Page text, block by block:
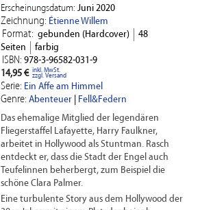
Erscheinungsdatum: Juni 2020
Zeichnung: Étienne Willem
Format: gebunden (Hardcover)
48
Seiten
farbig
ISBN: 978-3-96582-031-9
14,95 € inkl. MwSt.
zzgl. Versand
Serie: Ein Affe am Himmel
Genre: Abenteuer| Fell&Federn
Das ehemalige Mitglied der legendären
Fliegerstaffel Lafayette, Harry Faulkner,
arbeitet in Hollywood als Stuntman. Rasch
entdeckt er, dass die Stadt der Engel auch
Teufelinnen beherbergt, zum Beispiel die
schöne Clara Palmer.
Eine turbulente Story aus dem Hollywood der